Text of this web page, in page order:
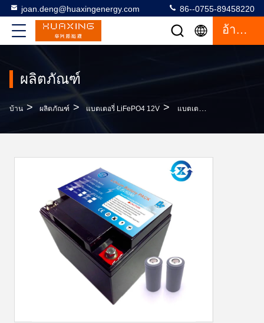
joan.deng@huaxingenergy.com 86--0755-89458220
อ้างอิง
ผลิตภัณฑ์
บ้าน > ผลิตภัณฑ์ > แบตเตอรี่ LiFePO4 12V > แบตเตอรี่ LiFePO4 12V แบบชาร์จไฟได้ 50ah สำหรับ RV